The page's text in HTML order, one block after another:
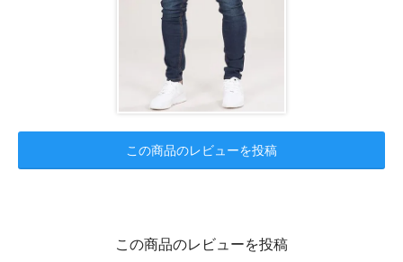
この商品のレビューを投稿
この商品のレビューを投稿